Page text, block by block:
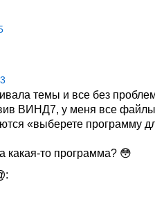
темы и все без
ВИНД7, у меня все файлы
«выберете программу
то программа? 😳
: